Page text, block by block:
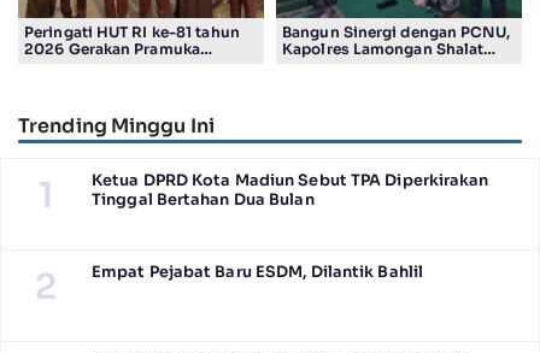
Peringati HUT RI ke-81 tahun
2026 Gerakan Pramuka
Bangun Sinergi dengan PCNU,
Kapolres Lamongan Shalat
Trending Minggu Ini
1
Ketua DPRD Kota Madiun Sebut TPA Diperkirakan
Tinggal Bertahan Dua Bulan
2 Empat Pejabat Baru ESDM, Dilantik Bahlil